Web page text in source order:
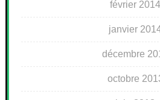
février 2014
janvier
décembre
octobre